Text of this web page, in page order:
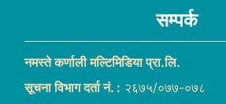
सम्पर्क
नमस्ते कर्णाली मल्टिमिडिया प्रा.लि.
सूचना विभाग दर्ता नं. : २६७५/०७७-०७८